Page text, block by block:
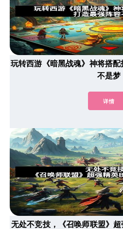
玩转西游《暗黑战魂》神将搭
不是梦
详情
无处不竞技，《召唤师联盟》